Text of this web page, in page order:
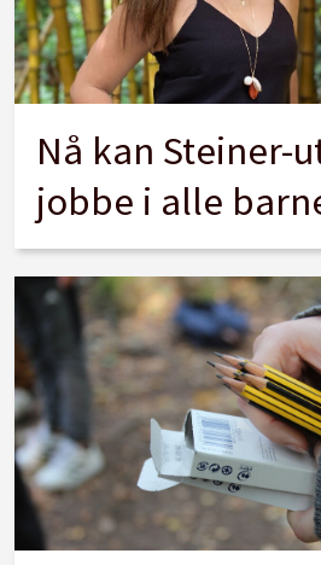
Nå kan Steiner-
jobbe i alle